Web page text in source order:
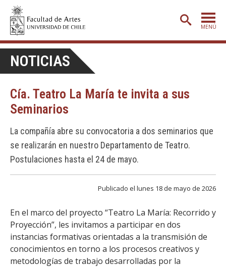
MENÚ
ADMISIÓN
ETAPA BÁSICA
POSTGRADO
EXTENSIÓN
BIBLIOTECA
DEPARTAMENTOS
FACULTAD
Estudiantes Funcionarias/os
NOTICIAS
Cía. Teatro La María te invita a sus
Seminarios
La compañía abre su convocatoria a dos seminarios que
se realizarán en nuestro Departamento de Teatro.
Postulaciones hasta el 24 de mayo.
Publicado el lunes 18 de mayo de 2026
En el marco del proyecto “Teatro La María: Recorrido y
Proyección”, les invitamos a participar en dos
instancias formativas orientadas a la transmisión de
conocimientos en torno a los procesos creativos y
metodologías de trabajo desarrolladas por la